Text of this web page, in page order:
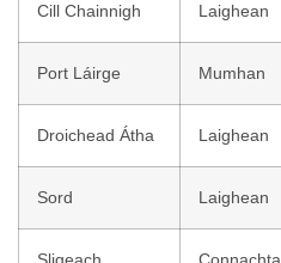
Cill Chainnigh Laighean
Port Láirge Mumhan
Droichead Átha Laighean
Sord Laighean